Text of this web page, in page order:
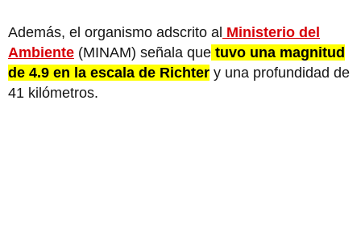
Además, el organismo adscrito al Ministerio del
Ambiente (MINAM) señala que tuvo una magnitud
de 4.9 en la escala de Richter y una profundidad de
41 kilómetros.